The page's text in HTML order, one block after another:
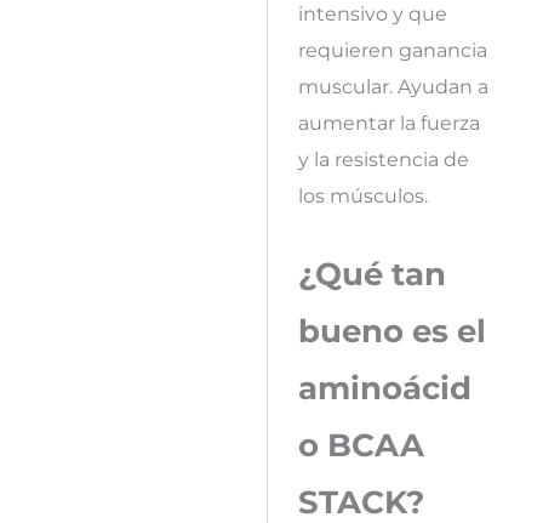
intensivo y que
requieren ganancia
muscular. Ayudan a
aumentar la fuerza
y la resistencia de
los músculos.
¿Qué tan
bueno es el
aminoácid
o BCAA
STACK?